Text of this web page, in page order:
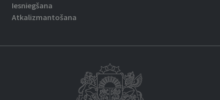
Iesniegšana
Atkalizmantošana